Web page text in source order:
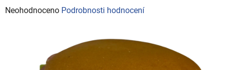
Průměrné
Neohodnoceno Podrobnosti hodnocení